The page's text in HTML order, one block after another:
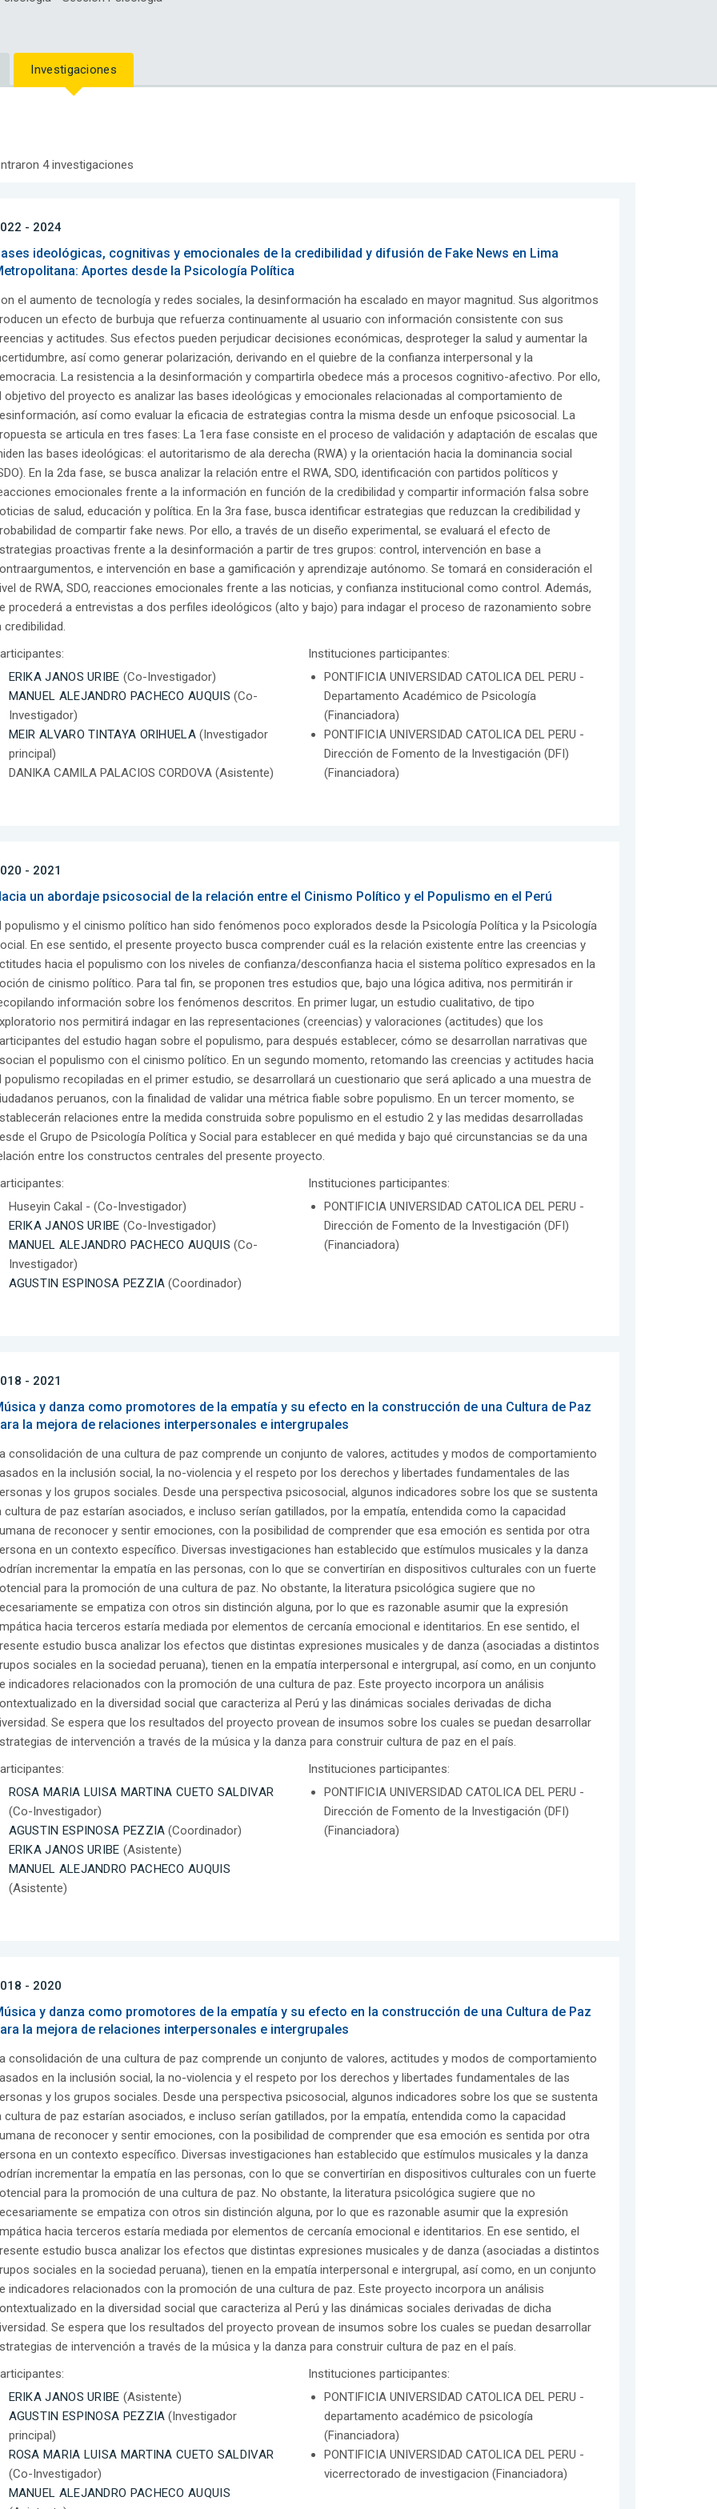
Investigaciones
4 investigaciones
- 2024
ideológicas, cognitivas y emocionales de la credibilidad y difusión de Fake News en Lima
Aportes desde la Psicología Política
el aumento de tecnología y redes sociales, la desinformación ha escalado en mayor magnitud. Sus algoritmos
un efecto de burbuja que refuerza continuamente al usuario con información consistente con sus
y actitudes. Sus efectos pueden perjudicar decisiones económicas, desproteger la salud y aumentar la
así como generar polarización, derivando en el quiebre de la confianza interpersonal y la
La resistencia a la desinformación y compartirla obedece más a procesos cognitivo-afectivo. Por ello,
objetivo del proyecto es analizar las bases ideológicas y emocionales relacionadas al comportamiento de
así como evaluar la eficacia de estrategias contra la misma desde un enfoque psicosocial. La
se articula en tres fases: La 1era fase consiste en el proceso de validación y adaptación de escalas que
las bases ideológicas: el autoritarismo de ala derecha (RWA) y la orientación hacia la dominancia social
En la 2da fase, se busca analizar la relación entre el RWA, SDO, identificación con partidos políticos y
emocionales frente a la información en función de la credibilidad y compartir información falsa sobre
de salud, educación y política. En la 3ra fase, busca identificar estrategias que reduzcan la credibilidad y
de compartir fake news. Por ello, a través de un diseño experimental, se evaluará el efecto de
proactivas frente a la desinformación a partir de tres grupos: control, intervención en base a
e intervención en base a gamificación y aprendizaje autónomo. Se tomará en consideración el
de RWA, SDO, reacciones emocionales frente a las noticias, y confianza institucional como control. Además,
procederá a entrevistas a dos perfiles ideológicos (alto y bajo) para indagar el proceso de razonamiento sobre
credibilidad.
ERIKA JANOS URIBE (Co-Investigador)
MANUEL ALEJANDRO PACHECO AUQUIS (Co-
Investigador)
MEIR ALVARO TINTAYA ORIHUELA(Investigador
principal)
DANIKA CAMILA PALACIOS CORDOVA (Asistente)
Instituciones participantes:
PONTIFICIA UNIVERSIDAD CATOLICA DEL PERU -
Departamento Académico de Psicología
(Financiadora)
PONTIFICIA UNIVERSIDAD CATOLICA DEL PERU -
Dirección de Fomento de la Investigación (DFI)
(Financiadora)
- 2021
un abordaje psicosocial de la relación entre el Cinismo Político y el Populismo en el Perú
populismo y el cinismo político han sido fenómenos poco explorados desde la Psicología Política y la Psicología
En ese sentido, el presente proyecto busca comprender cuál es la relación existente entre las creencias y
hacia el populismo con los niveles de confianza/desconfianza hacia el sistema político expresados en la
de cinismo político. Para tal fin, se proponen tres estudios que, bajo una lógica aditiva, nos permitirán ir
información sobre los fenómenos descritos. En primer lugar, un estudio cualitativo, de tipo
nos permitirá indagar en las representaciones (creencias) y valoraciones (actitudes) que los
del estudio hagan sobre el populismo, para después establecer, cómo se desarrollan narrativas que
el populismo con el cinismo político. En un segundo momento, retomando las creencias y actitudes hacia
populismo recopiladas en el primer estudio, se desarrollará un cuestionario que será aplicado a una muestra de
peruanos, con la finalidad de validar una métrica fiable sobre populismo. En un tercer momento, se
relaciones entre la medida construida sobre populismo en el estudio 2 y las medidas desarrolladas
el Grupo de Psicología Política y Social para establecer en qué medida y bajo qué circunstancias se da una
entre los constructos centrales del presente proyecto.
Huseyin Cakal - (Co-Investigador)
ERIKA JANOS URIBE (Co-Investigador)
MANUEL ALEJANDRO PACHECO AUQUIS (Co-
Investigador)
AGUSTIN ESPINOSA PEZZIA (Coordinador)
Instituciones participantes:
PONTIFICIA UNIVERSIDAD CATOLICA DEL PERU -
Dirección de Fomento de la Investigación (DFI)
(Financiadora)
- 2021
y danza como promotores de la empatía y su efecto en la construcción de una Cultura de Paz
la mejora de relaciones interpersonales e intergrupales
consolidación de una cultura de paz comprende un conjunto de valores, actitudes y modos de comportamiento
en la inclusión social, la no-violencia y el respeto por los derechos y libertades fundamentales de las
y los grupos sociales. Desde una perspectiva psicosocial, algunos indicadores sobre los que se sustenta
cultura de paz estarían asociados, e incluso serían gatillados, por la empatía, entendida como la capacidad
de reconocer y sentir emociones, con la posibilidad de comprender que esa emoción es sentida por otra
en un contexto específico. Diversas investigaciones han establecido que estímulos musicales y la danza
incrementar la empatía en las personas, con lo que se convertirían en dispositivos culturales con un fuerte
para la promoción de una cultura de paz. No obstante, la literatura psicológica sugiere que no
se empatiza con otros sin distinción alguna, por lo que es razonable asumir que la expresión
hacia terceros estaría mediada por elementos de cercanía emocional e identitarios. En ese sentido, el
estudio busca analizar los efectos que distintas expresiones musicales y de danza (asociadas a distintos
sociales en la sociedad peruana), tienen en la empatía interpersonal e intergrupal, así como, en un conjunto
indicadores relacionados con la promoción de una cultura de paz. Este proyecto incorpora un análisis
en la diversidad social que caracteriza al Perú y las dinámicas sociales derivadas de dicha
Se espera que los resultados del proyecto provean de insumos sobre los cuales se puedan desarrollar
de intervención a través de la música y la danza para construir cultura de paz en el país.
ROSA MARIA LUISA MARTINA CUETO SALDIVAR
(Co-Investigador)
AGUSTIN ESPINOSA PEZZIA (Coordinador)
ERIKA JANOS URIBE (Asistente)
MANUEL ALEJANDRO PACHECO AUQUIS
(Asistente)
Instituciones participantes:
PONTIFICIA UNIVERSIDAD CATOLICA DEL PERU -
Dirección de Fomento de la Investigación (DFI)
(Financiadora)
- 2020
y danza como promotores de la empatía y su efecto en la construcción de una Cultura de Paz
la mejora de relaciones interpersonales e intergrupales
consolidación de una cultura de paz comprende un conjunto de valores, actitudes y modos de comportamiento
en la inclusión social, la no-violencia y el respeto por los derechos y libertades fundamentales de las
y los grupos sociales. Desde una perspectiva psicosocial, algunos indicadores sobre los que se sustenta
cultura de paz estarían asociados, e incluso serían gatillados, por la empatía, entendida como la capacidad
de reconocer y sentir emociones, con la posibilidad de comprender que esa emoción es sentida por otra
en un contexto específico. Diversas investigaciones han establecido que estímulos musicales y la danza
incrementar la empatía en las personas, con lo que se convertirían en dispositivos culturales con un fuerte
para la promoción de una cultura de paz. No obstante, la literatura psicológica sugiere que no
se empatiza con otros sin distinción alguna, por lo que es razonable asumir que la expresión
hacia terceros estaría mediada por elementos de cercanía emocional e identitarios. En ese sentido, el
estudio busca analizar los efectos que distintas expresiones musicales y de danza (asociadas a distintos
sociales en la sociedad peruana), tienen en la empatía interpersonal e intergrupal, así como, en un conjunto
indicadores relacionados con la promoción de una cultura de paz. Este proyecto incorpora un análisis
en la diversidad social que caracteriza al Perú y las dinámicas sociales derivadas de dicha
Se espera que los resultados del proyecto provean de insumos sobre los cuales se puedan desarrollar
de intervención a través de la música y la danza para construir cultura de paz en el país.
ERIKA JANOS URIBE (Asistente)
AGUSTIN ESPINOSA PEZZIA (Investigador
principal)
ROSA MARIA LUISA MARTINA CUETO SALDIVAR
(Co-Investigador)
MANUEL ALEJANDRO PACHECO AUQUIS
Instituciones participantes:
PONTIFICIA UNIVERSIDAD CATOLICA DEL PERU -
departamento académico de psicología
(Financiadora)
PONTIFICIA UNIVERSIDAD CATOLICA DEL PERU -
vicerrectorado de investigacion (Financiadora)